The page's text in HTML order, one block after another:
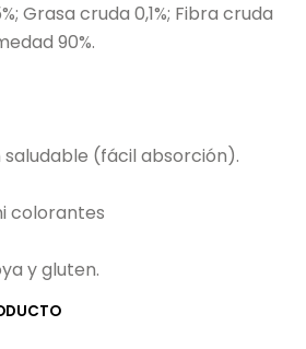
Grasa cruda 0,1%; Fibra cruda
90%.
saludable (fácil absorción).
colorantes
y gluten.